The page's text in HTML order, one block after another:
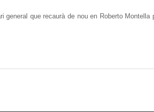
que recaurà de nou en Roberto